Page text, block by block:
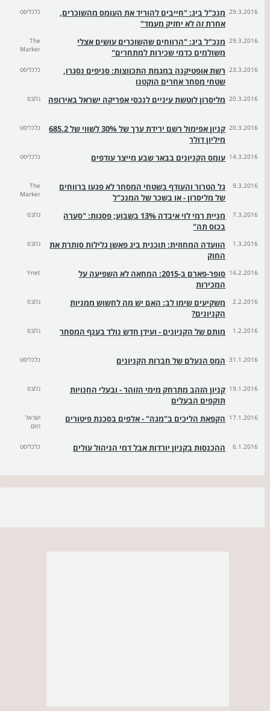
29.3.2016 מנכ"ל ביג: "חייבים להוריד את העומס מהשוכרים,
אחרת זה לא יחזיק מעמד"
כלכליסט
29.3.2016 מנכ"ל ביג: "הרווחים שהשוכרים עושים אצלי
משולמים כדמי שכירות למתחרים"
The
Marker
23.3.2016 רשת אופטיקנה במגמת התכווצות: סניפים נסגרו,
שטחי מסחר אחרים הוקטנו
כלכליסט
20.3.2016 מליסרון לוטשת עיניים לנכסי אפריקה ישראל באירופה גלובס
20.3.2016
קניון אפימול רשם ירידת ערך של 30% לשווי של 685.2
מיליון דולר
כלכליסט
14.3.2016 עומס הקניונים בבאר שבע מייצר עודפים כלכליסט
9.3.2016
גל הטרור והעודף בשטחי המסחר לא פגעו ברווחים
של מליסרון - או בשכר של המנכ"ל
The
Marker
7.3.2016
מניית רמי לוי איבדה 13% בשבוע; פסגות: "סערה
בכוס תה"
גלובס
1.3.2016
הוועדה המחוזית: תוכנית ביג פאשן גלילות סותרת את
החוק
גלובס
14.2.2016
סופר-פארם ב-2015: המחאה לא השפיעה על
המכירות
Ynet
2.2.2016
משקיעים שימו לב: האם יש מה לחשוש ממניות
הקניונים?
גלובס
1.2.2016 מותם של הקניונים - ועידן חדש נולד בענף המסחר גלובס
31.1.2016 המס הנעלם של חברות הקניונים כלכליסט
19.1.2016 קניון הזהב מתרחק מימי הזוהר - ובעלי החנויות
תוקפים הבעלים
גלובס
17.1.2016 הקפאת הליכים ב"מגה" - אלפים בסכנת פיטורים
ישראל
היום
6.1.2016 ההכנסות בקניון יורדות אבל דמי הניהול עולים כלכליסט